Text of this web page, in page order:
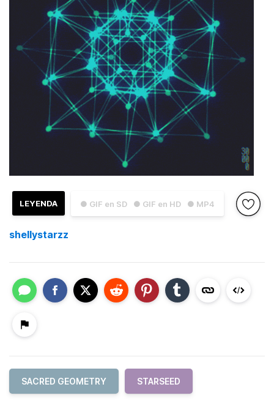
● GIF en SD ● GIF en HD ● MP4
LEYENDA
shellystarzz
SACRED GEOMETRY STARSEED